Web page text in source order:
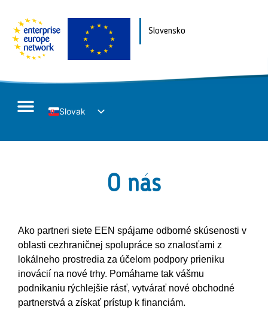
Slovensko
Slovak
O nás
Ako partneri siete EEN spájame odborné skúsenosti v
oblasti cezhraničnej spolupráce so znalosťami z
lokálneho prostredia za účelom podpory prieniku
inovácií na nové trhy. Pomáhame tak vášmu
podnikaniu rýchlejšie rásť, vytvárať nové obchodné
partnerstvá a získať prístup k financiám.